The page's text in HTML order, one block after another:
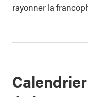
rayonner la